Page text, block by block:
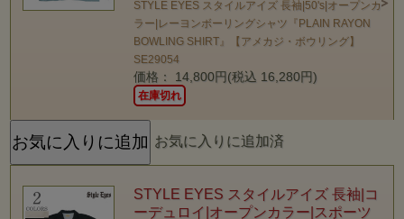
STYLE EYES スタイルアイズ 長袖|50's|オープンカ
ラー|レーヨンボーリングシャツ『PLAIN RAYON
BOWLING SHIRT』【アメカジ・ボウリング】
SE29054
価格： 14,800円(税込 16,280円)
在庫切れ
お気に入りに追加済
STYLE EYES スタイルアイズ 長袖|コ
ーデュロイ|オープンカラー|スポーツ